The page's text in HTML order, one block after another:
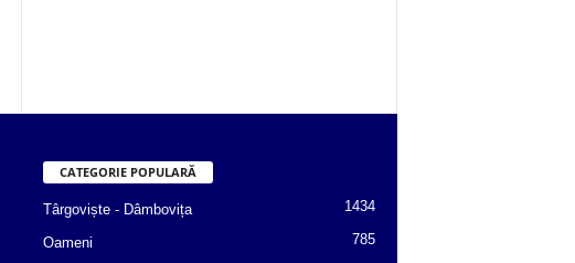
CATEGORIE POPULARĂ
Târgoviște - Dâmbovița 1434
Oameni 785